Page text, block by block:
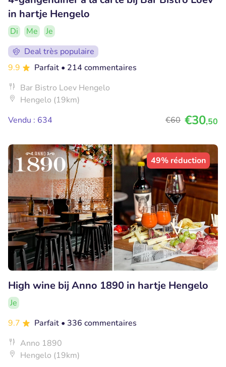
in hartje Hengelo
Di Me
Je
Deal très populaire
9.9
Parfait • 214 commentaires
Bar Bistro Loev Hengelo
Hengelo (19km)
Vendu : 634
€60 €30,50
49% réduction
High wine bij Anno 1890 in hartje Hengelo
Je
9.7
Parfait • 336 commentaires
Anno 1890
Hengelo (19km)